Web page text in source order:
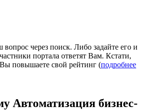
через поиск. Либо задайте его и
портала ответят Вам. Кстати,
повышаете свой рейтинг (подробнее
Автоматизация бизнес-